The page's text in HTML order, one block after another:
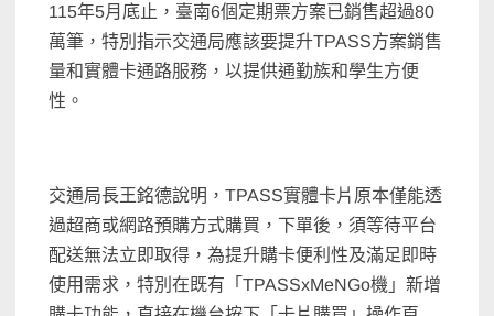
115年5月底止，臺南6個定期票方案已銷售超過80
萬筆，特別指示交通局應該要提升TPASS方案銷售
量和實體卡通路服務，以提供通勤族和學生方便
性。
交通局長王銘德說明，TPASS實體卡片原本僅能透
過超商或網路預購方式購買，下單後，須等待平台
配送無法立即取得，為提升購卡便利性及滿足即時
使用需求，特別在既有「TPASSxMeNGo機」新增